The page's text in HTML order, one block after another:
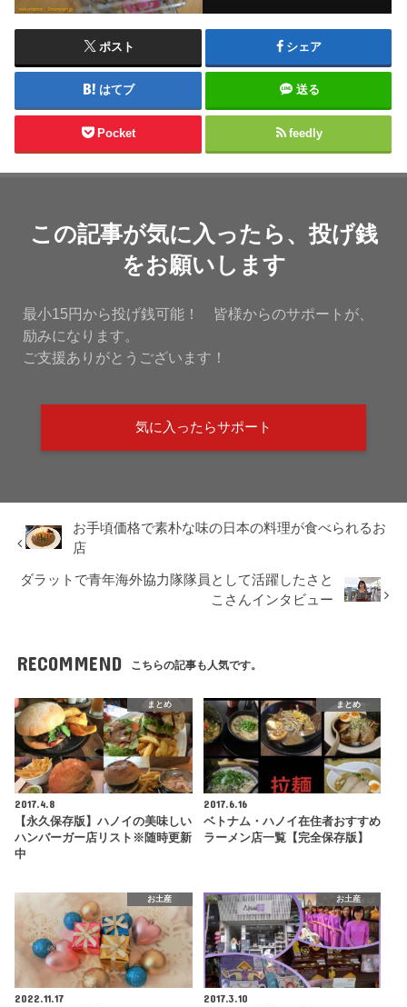
ポスト シェア
はてブ 送る
Pocket feedly
この記事が気に入ったら、投げ銭
をお願いします
最小15円から投げ銭可能！ 皆様からのサポートが、
励みになります。
ご支援ありがとうございます！
気に入ったらサポート
お手頃価格で素朴な味の日本の料理が食べられるお
店
ダラットで青年海外協力隊隊員として活躍したさと
こさんインタビュー
RECOMMEND こちらの記事も人気です。
まとめ
2017.4.8
【永久保存版】ハノイの美味しい
ハンバーガー店リスト※随時更新
中
まとめ
2017.6.16
ベトナム・ハノイ在住者おすすめ
ラーメン店一覧【完全保存版】
お土産
2022.11.17
お土産
2017.3.10